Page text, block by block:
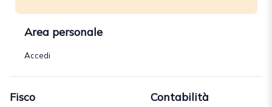
Area personale
Accedi
Fisco Contabilità